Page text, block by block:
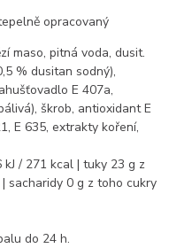
opracovaný
maso, pitná voda, dusit.
% dusitan sodný),
E 407a,
škrob, antioxidant E
E 635, extrakty koření,
kJ / 271 kcal | tuky 23 g z
sacharidy 0 g z toho cukry
do 24 h.